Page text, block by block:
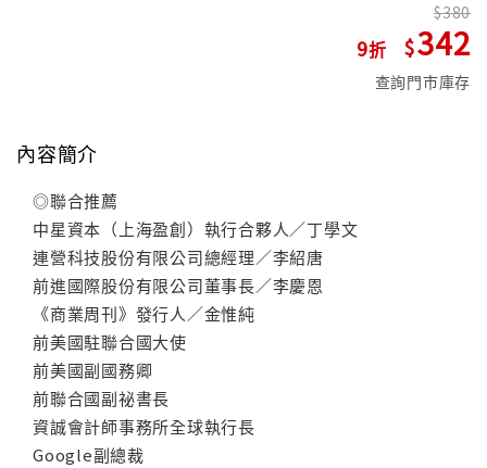
9
380
342
查詢門市庫存
內容簡介
◎聯合推薦
中星資本（上海盈創）執行合夥人／丁學文
連營科技股份有限公司總經理／李紹唐
前進國際股份有限公司董事長／李慶恩
《商業周刊》發行人／金惟純
前美國駐聯合國大使
前美國副國務卿
前聯合國副祕書長
資誠會計師事務所全球執行長
Google副總裁